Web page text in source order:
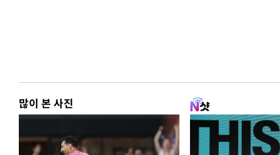
많이 본 사진